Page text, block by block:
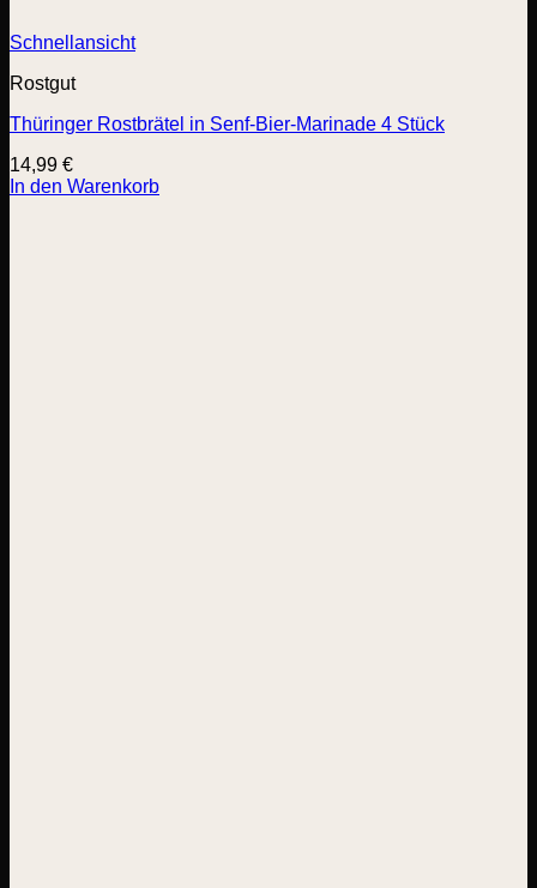
Schnellansicht
Rostgut
Thüringer Rostbrätel in Senf-Bier-Marinade 4 Stück
14,99 €
In den Warenkorb